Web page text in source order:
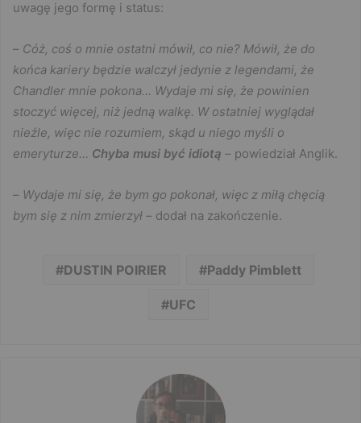
uwagę jego formę i status:
– Cóż, coś o mnie ostatni mówił, co nie? Mówił, że do
końca kariery będzie walczył jedynie z legendami, że
Chandler mnie pokona… Wydaje mi się, że powinien
stoczyć więcej, niż jedną walkę. W ostatniej wyglądał
nieźle, więc nie rozumiem, skąd u niego myśli o
emeryturze… Chyba musi być idiotą – powiedział Anglik.
– Wydaje mi się, że bym go pokonał, więc z miłą chęcią
bym się z nim zmierzył – dodał na zakończenie.
DUSTIN POIRIER Paddy Pimblett
UFC